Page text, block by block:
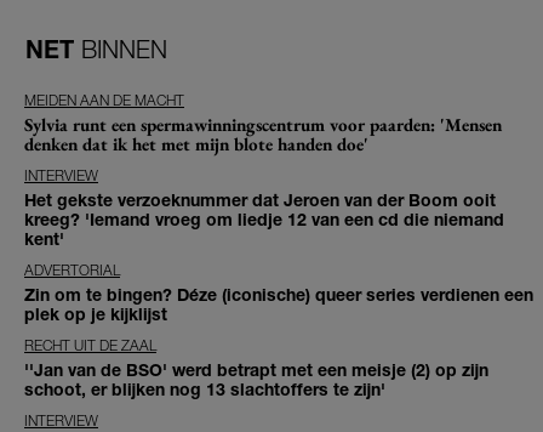
NET BINNEN
MEIDEN AAN DE MACHT
Sylvia runt een spermawinningscentrum voor paarden: 'Mensen
denken dat ik het met mijn blote handen doe'
INTERVIEW
Het gekste verzoeknummer dat Jeroen van der Boom ooit
kreeg? 'Iemand vroeg om liedje 12 van een cd die niemand
kent'
ADVERTORIAL
Zin om te bingen? Déze (iconische) queer series verdienen een
plek op je kijklijst
RECHT UIT DE ZAAL
''Jan van de BSO' werd betrapt met een meisje (2) op zijn
schoot, er blijken nog 13 slachtoffers te zijn'
INTERVIEW